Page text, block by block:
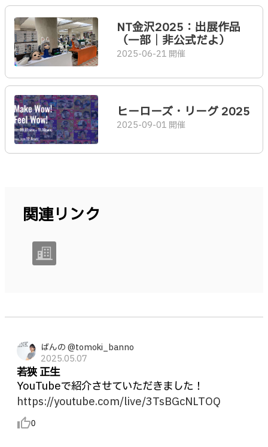
NT金沢2025：出展作品
（一部｜非公式だよ）
2025-06-21 開催
ヒーローズ・リーグ 2025
2025-09-01 開催
関連リンク
ばんの @tomoki_banno
2025.05.07
若狹 正生
YouTubeで紹介させていただきました！
https://youtube.com/live/3TsBGcNLTOQ
thumb_up_alt0